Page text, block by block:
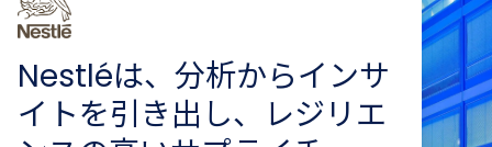
Nestléは、分析からインサ
イトを引き出し、レジリエ